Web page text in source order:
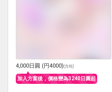
4,000日圓 (円4000)(含稅)
加入方案後，價格變為3240日圓起